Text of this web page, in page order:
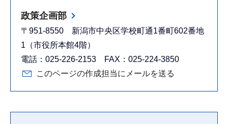
政策企画部
〒951-8550 新潟市中央区学校町通1番町602番地
1（市役所本館4階）
電話：025-226-2153 FAX：025-224-3850
このページの作成担当にメールを送る